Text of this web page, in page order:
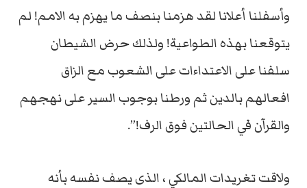
وأسفلنا أعلانا لقد هزمنا بنصف ما يهزم به الامم! لم
يتوقعنا بهذه الطواعية! ولذلك حرض الشيطان
سلفنا على الاعتداءات على الشعوب مع الزاق
افعالهم بالدين ثم ورطنا بوجوب السير على نهجهم
والقرآن في الحالتين فوق الرف!”.
ولاقت تغريدات المالكي ، الذى يصف نفسه بأنه